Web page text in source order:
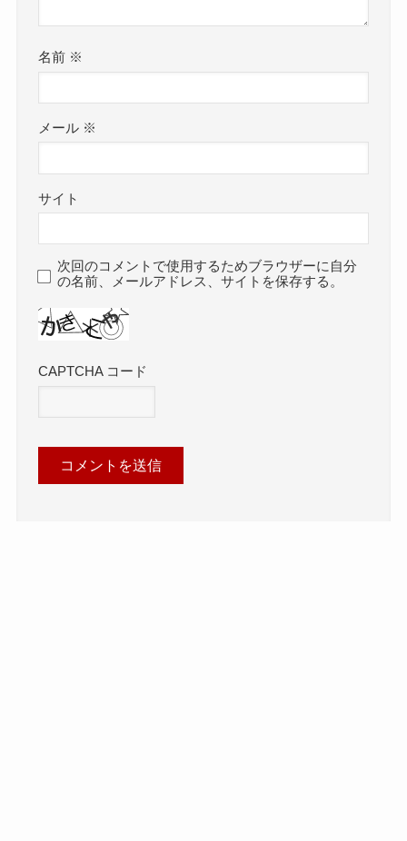
名前 ※
メール ※
サイト
次回のコメントで使用するためブラウザーに自分
の名前、メールアドレス、サイトを保存する。
CAPTCHA コード